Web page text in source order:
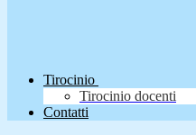
Tirocinio
Tirocinio docenti
Contatti